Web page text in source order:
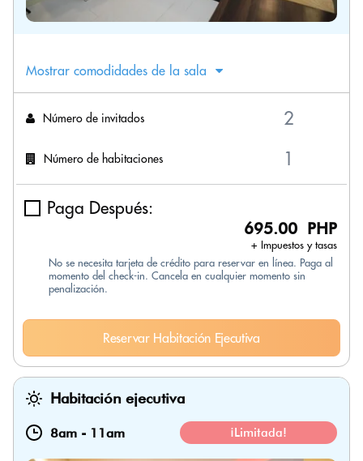
Mostrar comodidades de la sala
Número de invitados
Número de habitaciones
Paga Después:
695.00 PHP
+ Impuestos y tasas
No se necesita tarjeta de crédito para reservar en línea. Paga al
momento del check-in. Cancela en cualquier momento sin
penalización.
Reservar Habitación Ejecutiva
Habitación ejecutiva
8am - 11am ¡Limitada!